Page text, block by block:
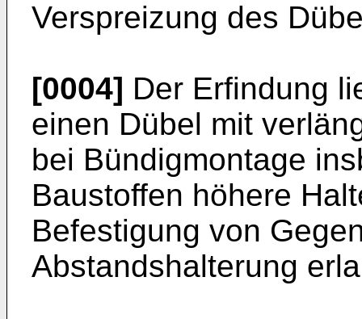
Verspreizung des
[0004] Der Erfindung
einen Dübel mit
bei Bündigmontage
Baustoffen höhere
Befestigung von
Abstandshalterung